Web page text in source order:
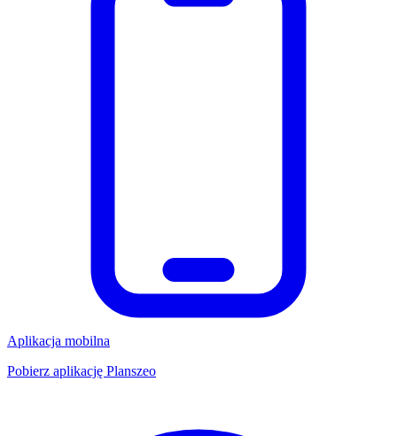
Aplikacja mobilna
Pobierz aplikację Planszeo